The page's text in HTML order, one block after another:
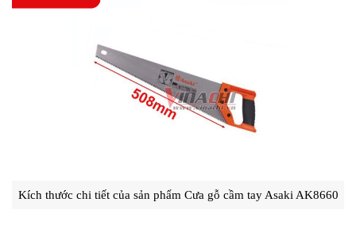
Kích thước chi tiết của sản phẩm Cưa gỗ cầm tay Asaki AK8660